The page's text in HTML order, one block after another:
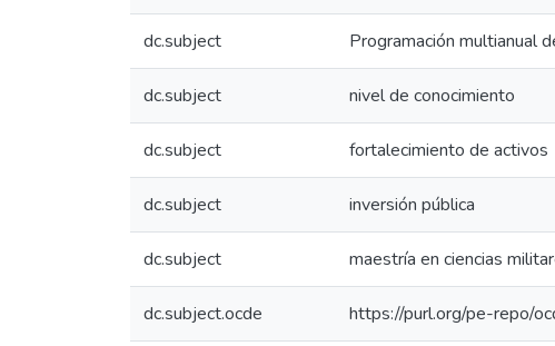
dc.subject Programación multianual
dc.subject nivel de conocimiento
dc.subject fortalecimiento de activos
dc.subject inversión pública
dc.subject maestría en ciencias
dc.subject.ocde https://purl.org/pe-repo/